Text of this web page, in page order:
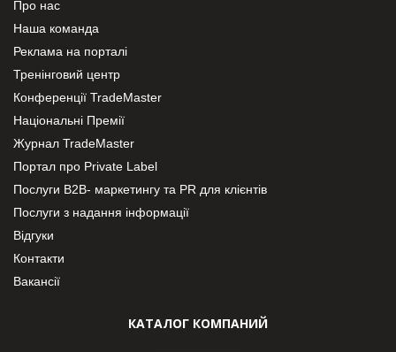
Про нас
Наша команда
Реклама на порталі
Тренінговий центр
Конференції TradeMaster
Національні Премії
Журнал TradeMaster
Портал про Private Label
Послуги В2В- маркетингу та PR для клієнтів
Послуги з надання інформації
Відгуки
Контакти
Вакансії
КАТАЛОГ КОМПАНИЙ